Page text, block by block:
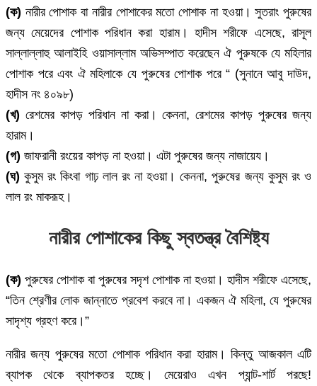
(ক) নারীর পোশাক বা নারীর পোশাকের মতো পোশাক না হওয়া। সুতরাং পুরুষের
জন্য মেয়েদের পোশাক পরিধান করা হারাম। হাদীস শরীফে এসেছে, রাসূল
সাল্লাল্লাহু আলাইহি ওয়াসাল্লাম অভিসম্পাত করেছেন ঐ পুরুষকে যে মহিলার
পোশাক পরে এবং ঐ মহিলাকে যে পুরুষের পোশাক পরে “ (সুনানে আবু দাউদ,
হাদীস নং ৪০৯৮)
(খ) রেশমের কাপড় পরিধান না করা। কেননা, রেশমের কাপড় পুরুষের জন্য
হারাম।
(গ) জাফরানী রংয়ের কাপড় না হওয়া। এটা পুরুষের জন্য নাজায়েয।
(ঘ) কুসুম রং কিংবা গাঢ় লাল রং না হওয়া। কেননা, পুরুষের জন্য কুসুম রং ও
লাল রং মাকরূহ।
নারীর পোশাকের কিছু স্বতন্ত্র বৈশিষ্ট্য
(ক) পুরুষের পোশাক বা পুরুষের সদৃশ পোশাক না হওয়া। হাদীস শরীফে এসেছে,
“তিন শ্রেণীর লোক জান্নাতে প্রবেশ করবে না। একজন ঐ মহিলা, যে পুরুষের
সাদৃশ্য গ্রহণ করে।”
নারীর জন্য পুরুষের মতো পোশাক পরিধান করা হারাম। কিন্তু আজকাল এটি
ব্যাপক থেকে ব্যাপকতর হচ্ছে। মেয়েরাও এখন প্যান্ট-শার্ট পরছে!